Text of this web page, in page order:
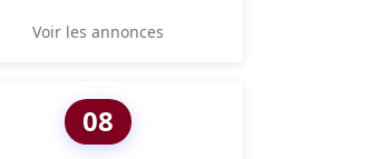
Voir les annonces
08